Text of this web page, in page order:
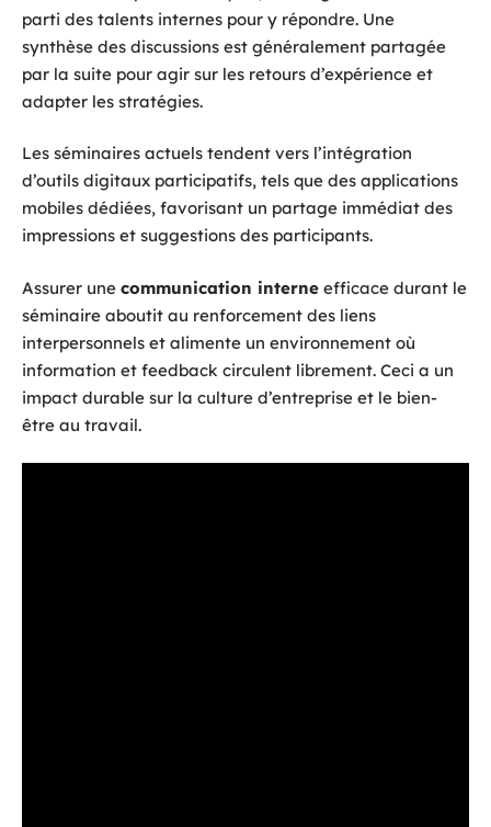
parti des talents internes pour y répondre. Une
synthèse des discussions est généralement partagée
par la suite pour agir sur les retours d’expérience et
adapter les stratégies.
Les séminaires actuels tendent vers l’intégration
d’outils digitaux participatifs, tels que des applications
mobiles dédiées, favorisant un partage immédiat des
impressions et suggestions des participants.
Assurer une communication interne efficace durant le
séminaire aboutit au renforcement des liens
interpersonnels et alimente un environnement où
information et feedback circulent librement. Ceci a un
impact durable sur la culture d’entreprise et le bien-
être au travail.